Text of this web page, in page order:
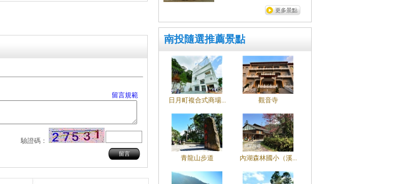
更多景點
南投隨選推薦景點
日月町複合式商場... 觀音寺
青龍山步道 內湖森林國小（溪...
留言規範
驗證碼：